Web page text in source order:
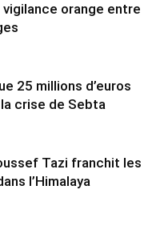
orange entre
25 millions d’euros
crise de Sebta
Tazi franchit les
l’Himalaya